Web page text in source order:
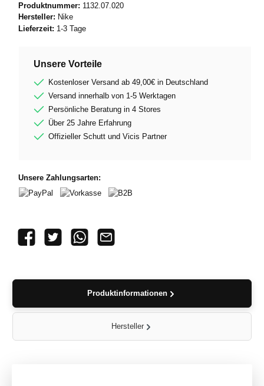
Produktnummer: 1132.07.020
Hersteller: Nike
Lieferzeit: 1-3 Tage
Unsere Vorteile
Kostenloser Versand ab 49,00€ in Deutschland
Versand innerhalb von 1-5 Werktagen
Persönliche Beratung in 4 Stores
Über 25 Jahre Erfahrung
Offizieller Schutt und Vicis Partner
Unsere Zahlungsarten:
Produktinformationen
Hersteller